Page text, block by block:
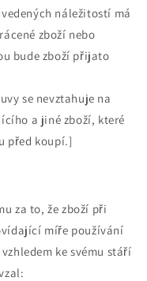
náležitostí má
zboží nebo
bude zboží přijato
se nevztahuje na
a jiné zboží, které
před koupí.]
za to, že zboží při
míře používání
ke svému stáří